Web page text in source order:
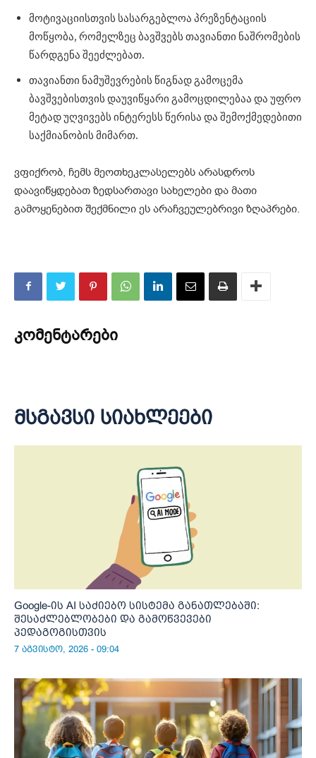
მოტივაციისთვის სასარგებლოა პრეზენტაციის
მოწყობა, რომელზეც ბავშვებს თავიანთი ნაშრომების
წარდგენა შეეძლებათ.
თავიანთი ნამუშევრების წიგნად გამოცემა
ბავშვებისთვის დაუვიწყარი გამოცდილებაა და უფრო
მეტად უღვივებს ინტერესს წერისა და შემოქმედებითი
საქმიანობის მიმართ.
ვფიქრობ, ჩემს მეოთხეკლასელებს არასდროს
დაავიწყდებათ ზედსართავი სახელები და მათი
გამოყენებით შექმნილი ეს არაჩვეულებრივი ზღაპრები.
კომენტარები
მსგავსი სიახლეები
Google-ის AI საძიებო სისტემა განათლებაში:
შესაძლებლობები და გამოწვევები
პედაგოგისთვის
7 აგვისტო, 2026 - 09:04